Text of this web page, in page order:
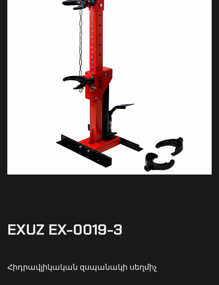
EXUZ EX-0019-3
Հիդրավլիկական զսպանակի սեղմիչ